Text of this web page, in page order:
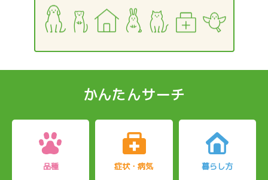
かんたんサーチ
品種 症状・病気 暮らし方